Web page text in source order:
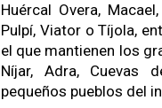
Huércal Overa,
Pulpí, Viator o Tíjola,
el que mantienen los
Níjar, Adra, Cuevas
pequeños pueblos del